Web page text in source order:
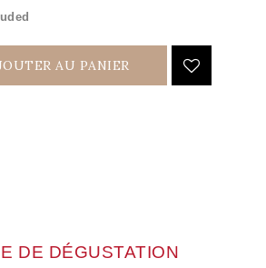
AU PANIER
DE DÉGUSTATION